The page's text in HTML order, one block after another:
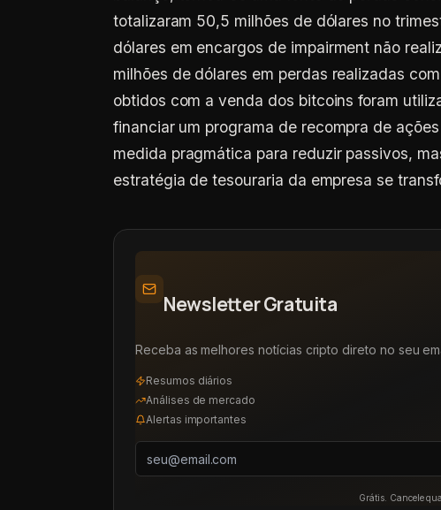
totalizaram 50,5 milhões de dólares no
dólares em encargos de impairment não
milhões de dólares em perdas realizadas
obtidos com a venda dos bitcoins foram
financiar um programa de recompra de
medida pragmática para reduzir passivos,
estratégia de tesouraria da empresa se
Newsletter Gratuita
Receba as melhores notícias cripto direto no seu
Resumos diários
Análises de mercado
Alertas importantes
Grátis. Cancele